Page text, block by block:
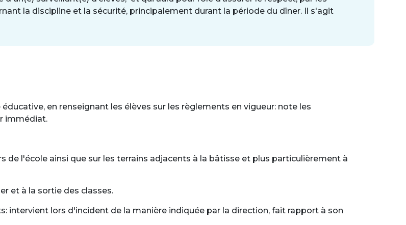
la discipline et la sécurité, principalement durant la période du dîner. Il s'agit
en renseignant les élèves sur les règlements en vigueur: note les
immédiat.
de l'école ainsi que sur les terrains adjacents à la bâtisse et plus particulièrement à
et à la sortie des classes.
intervient lors d'incident de la manière indiquée par la direction, fait rapport à son